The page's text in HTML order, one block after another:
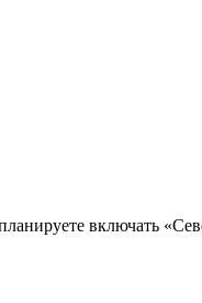
включать